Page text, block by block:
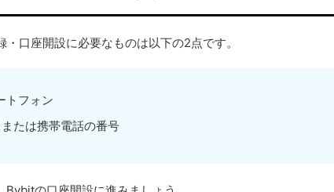
・口座開設に必要なものは以下の2点です。
トフォン
たは携帯電話の番号